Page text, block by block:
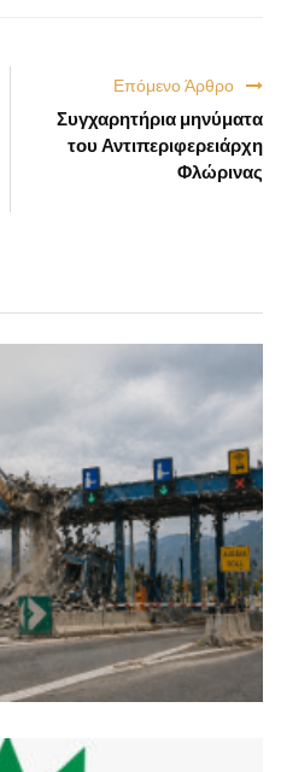
Επόμενο Άρθρο
Συγχαρητήρια μηνύματα
του Αντιπεριφερειάρχη
Φλώρινας